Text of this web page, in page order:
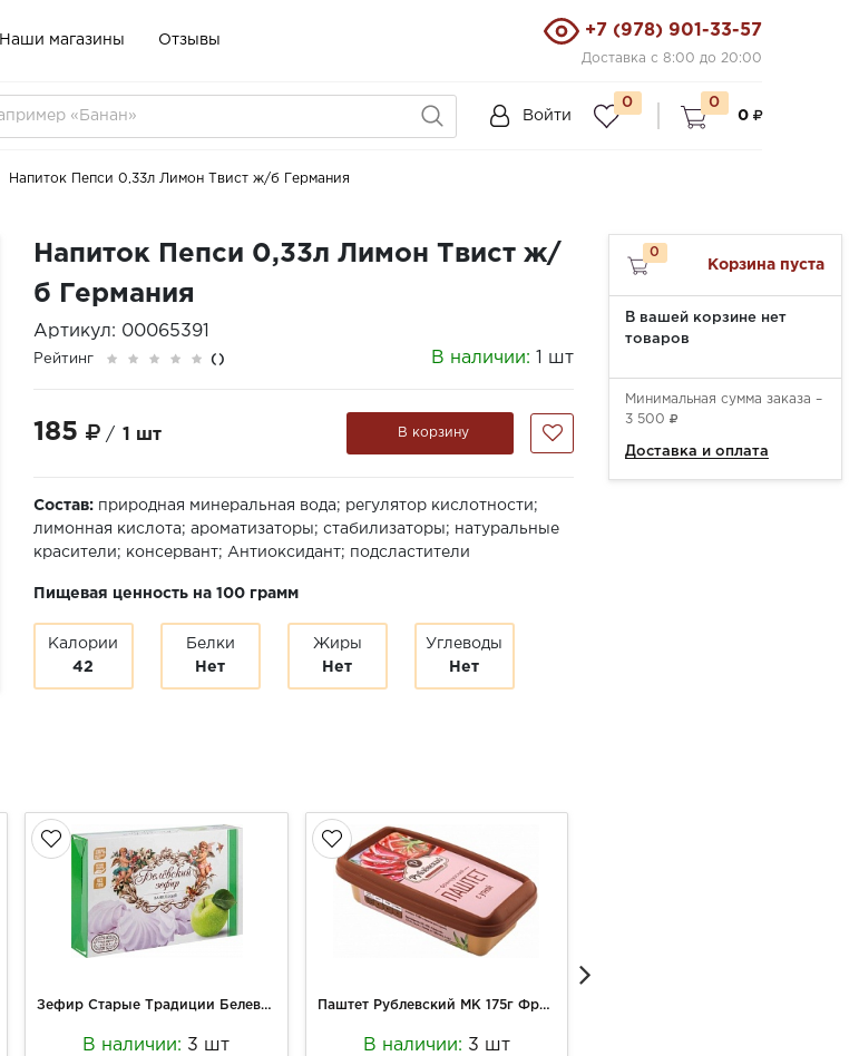
Наши магазины Отзывы
+7 (978) 901-33-57
Доставка с 8:00 до 20:00
Войти
0
0
0
Напиток Пепси 0,33л Лимон Твист ж/б Германия
Напиток Пепси 0,33л Лимон Твист ж/
б Германия
Артикул: 00065391
Рейтинг () В наличии: 1 шт
185 / 1 шт В корзину
Состав: природная минеральная вода; регулятор кислотности;
лимонная кислота; ароматизаторы; стабилизаторы; натуральные
красители; консервант; Антиоксидант; подсластители
Пищевая ценность на 100 грамм
Калории
42
Белки
Нет
Жиры
Нет
Углеводы
Нет
Зефир Старые Традиции Белевский 250г Ванильный
В наличии: 3 шт
Паштет Рублевский МК 175г Французский с уткой
В наличии: 3 шт
0
Корзина пуста
В вашей корзине нет
товаров
Минимальная сумма заказа –
3 500
Доставка и оплата